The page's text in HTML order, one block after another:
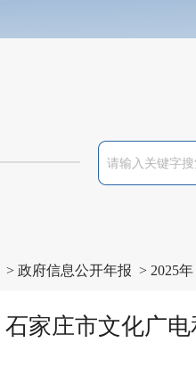
> 政府信息公开年报 > 2025年
石家庄市文化广